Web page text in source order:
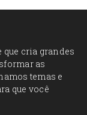
cria grandes
as
temas e
que você